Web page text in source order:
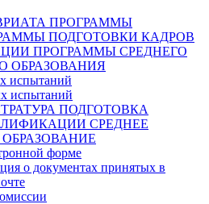
ПРОГРАММЫ
ПОДГОТОВКИ КАДРОВ
ПРОГРАММЫ СРЕДНЕГО
ОБРАЗОВАНИЯ
испытаний
испытаний
ПОДГОТОВКА
СРЕДНЕЕ
форме
о документах принятых в